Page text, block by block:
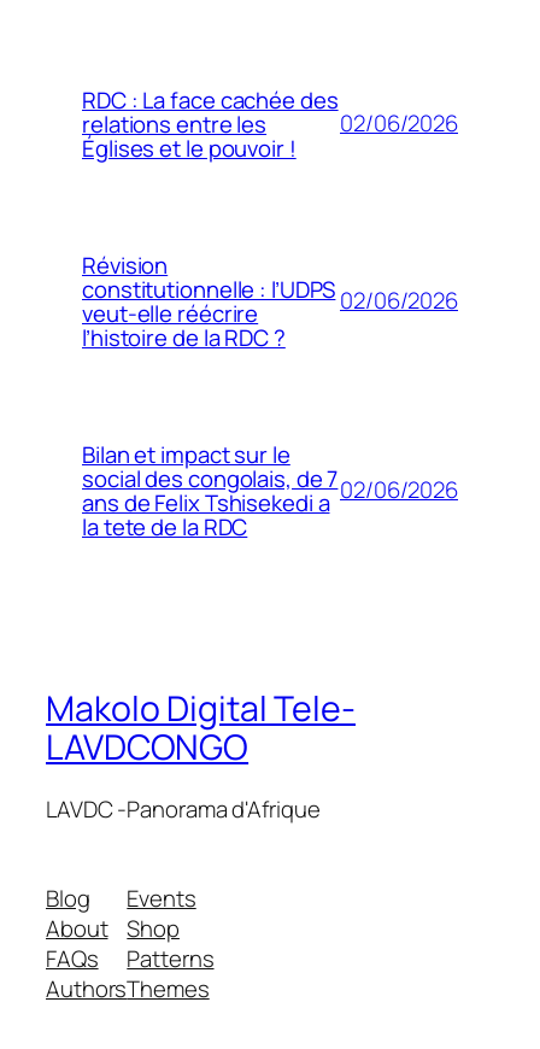
RDC : La face cachée des
relations entre les
Églises et le pouvoir !
02/06/2026
Révision
constitutionnelle : l’UDPS
veut-elle réécrire
l’histoire de la RDC ?
02/06/2026
Bilan et impact sur le
social des congolais, de 7
ans de Felix Tshisekedi a
la tete de la RDC
02/06/2026
Makolo Digital Tele-
LAVDCONGO
LAVDC -Panorama d'Afrique
Blog
About
FAQs
Authors
Events
Shop
Patterns
Themes